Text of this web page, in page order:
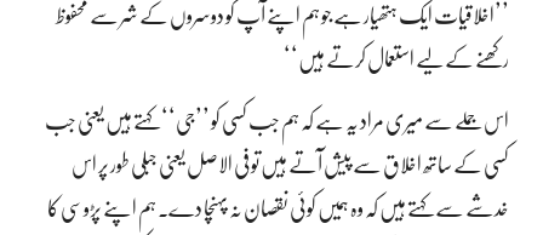
’’اخلاقیات ایک ہتھیار ہے جو ہم اپنے آپ کو دوسروں کے شر سے محفوظ
رکھنے کے لیے استعمال کرتے ہیں‘‘
اس جملے سے میری مراد یہ ہے کہ ہم جب کسی کو ’’جی‘‘ کہتے ہیں یعنی جب
کسی کے ساتھ اخلاق سے پیش آتے ہیں تو فی الاصل یعنی جبلی طور پر اس
خدشے سے کہتے ہیں کہ وہ ہمیں کوئی نقصان نہ پہنچا دے۔ ہم اپنے پڑوسی کا